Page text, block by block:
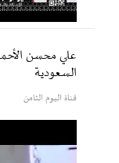
علي محسن
السعودية
قناة اليوم الثامن